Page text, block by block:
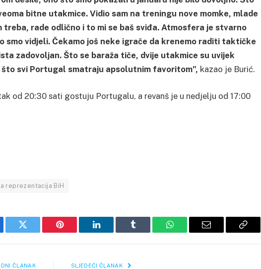
bitne utakmice. Vidio sam na treningu nove momke, mlade
treba, rade odlično i to mi se baš sviđa. Atmosfera je stvarno
smo vidjeli. Čekamo još neke igrače da krenemo raditi taktičke
zadovoljan. Što se baraža tiče, dvije utakmice su uvijek
svi Portugal smatraju apsolutnim favoritom”, kazao je Burić.
od 20:30 sati gostuju Portugalu, a revanš je u nedjelju od 17:00
reprezentacija BiH
Twitter Pinterest LinkedIn Tumblr WhatsAppEmail
Copy
ČLANAK SLJEDEĆI ČLANAK